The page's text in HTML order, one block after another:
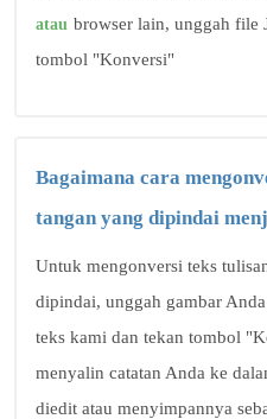
atau browser lain, unggah file
tombol "Konversi"
Bagaimana cara
tangan yang dipindai
Untuk mengonversi teks
dipindai, unggah gambar
teks kami dan tekan tombol
menyalin catatan Anda ke
diedit atau menyimpannya